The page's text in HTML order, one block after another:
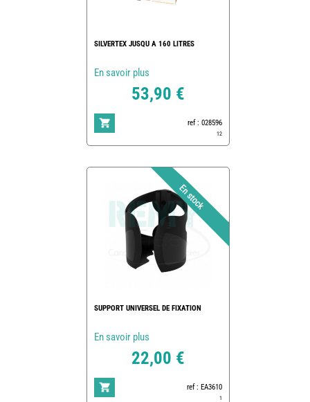
SILVERTEX JUSQU A 160 LITRES
En savoir plus
53,90 €
ref : 028596
12
SUPPORT UNIVERSEL DE FIXATION
En savoir plus
22,00 €
ref : EA3610
1